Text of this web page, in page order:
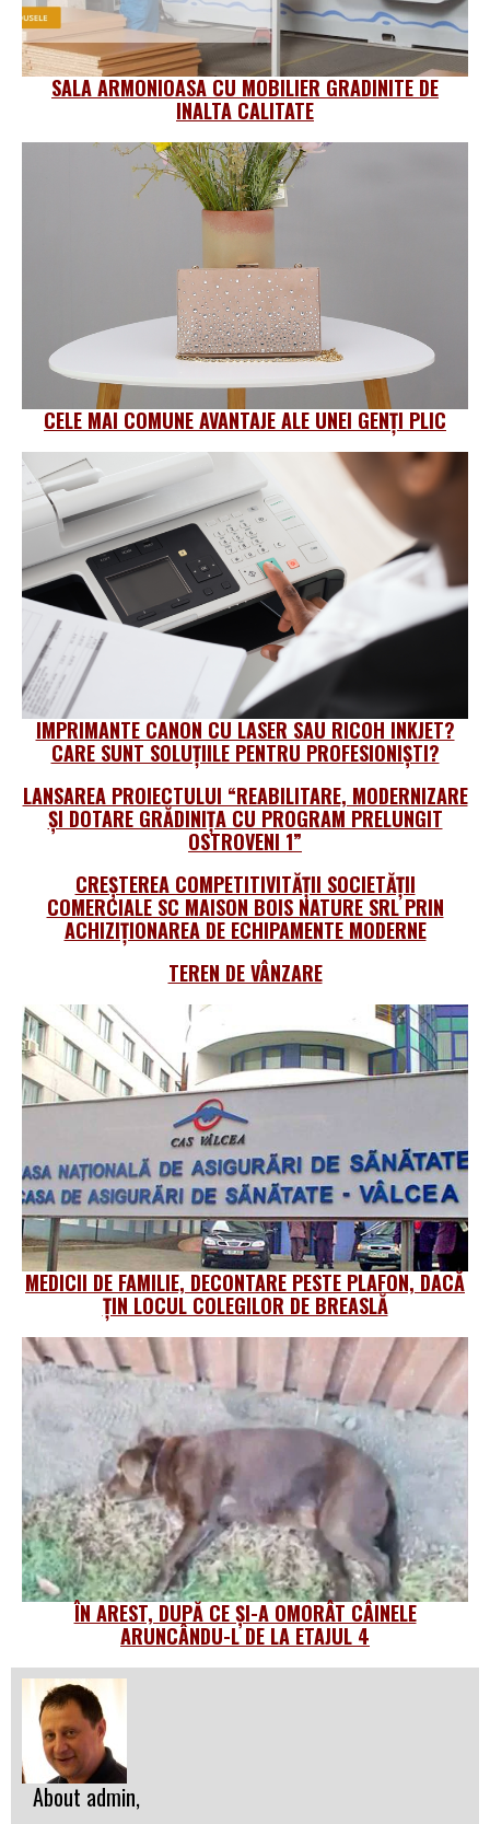
SALA ARMONIOASA CU MOBILIER GRADINITE DE
INALTA CALITATE
CELE MAI COMUNE AVANTAJE ALE UNEI GENȚI PLIC
IMPRIMANTE CANON CU LASER SAU RICOH INKJET?
CARE SUNT SOLUȚIILE PENTRU PROFESIONIŞTI?
LANSAREA PROIECTULUI “REABILITARE, MODERNIZARE
ȘI DOTARE GRĂDINIȚA CU PROGRAM PRELUNGIT
OSTROVENI 1”
CREȘTEREA COMPETITIVITĂȚII SOCIETĂȚII
COMERCIALE SC MAISON BOIS NATURE SRL PRIN
ACHIZIȚIONAREA DE ECHIPAMENTE MODERNE
TEREN DE VÂNZARE
MEDICII DE FAMILIE, DECONTARE PESTE PLAFON, DACĂ
ȚIN LOCUL COLEGILOR DE BREASLĂ
ÎN AREST, DUPĂ CE ȘI-A OMORÂT CÂINELE
ARUNCÂNDU-L DE LA ETAJUL 4
About admin,